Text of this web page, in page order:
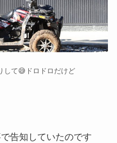
して😅ドロドロだけど
告知していたのです